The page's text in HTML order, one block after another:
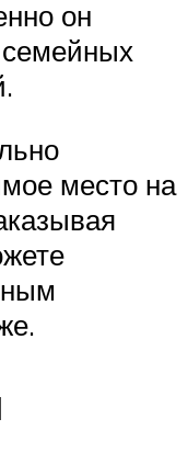
он
семейных
место на